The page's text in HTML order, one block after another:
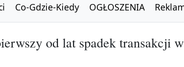
Co-Gdzie-Kiedy OGŁOSZENIA
od lat spadek transakcji